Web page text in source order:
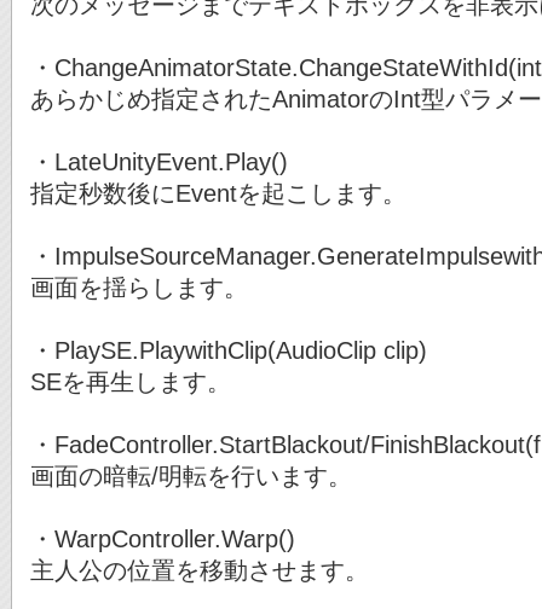
・
あらかじめ指定されたAnimatorのInt型パラメ
・LateUnityEvent.Play()
指定秒数後にEventを起こします。
・
画面を揺らします。
・PlaySE.PlaywithClip(AudioClip clip)
SEを再生します。
・FadeController.StartBlackout/
画面の暗転/明転を行います。
・WarpController.Warp()
主人公の位置を移動させます。